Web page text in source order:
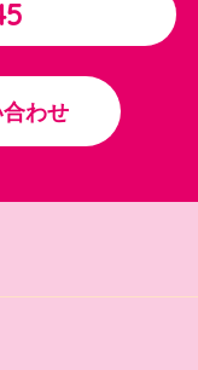
わせ